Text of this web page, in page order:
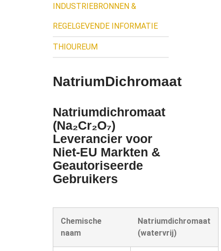
INDUSTRIEBRONNEN &
REGELGEVENDE INFORMATIE
THIOUREUM
NatriumDichromaat
Natriumdichromaat
(Na₂Cr₂O₇)
Leverancier voor
Niet-EU Markten &
Geautoriseerde
Gebruikers
Chemische
naam
Natriumdichromaat
(watervrij)